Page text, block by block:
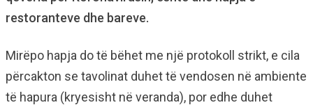
restoranteve dhe bareve.
Mirëpo hapja do të bëhet me një protokoll strikt, e cila
përcakton se tavolinat duhet të vendosen në ambiente
të hapura (kryesisht në veranda), por edhe duhet